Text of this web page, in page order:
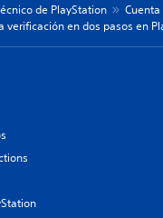
de PlayStation
verificación en dos pasos en